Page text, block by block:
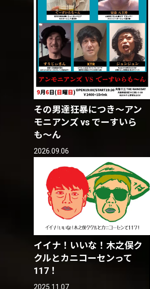
その男達狂暴につき〜アン
モニアンズ vs でーすいら
も〜ん
2026.09.06
イイナ！いいな！木之俣ク
クルとカニコーセンって
117！
2025.11.07